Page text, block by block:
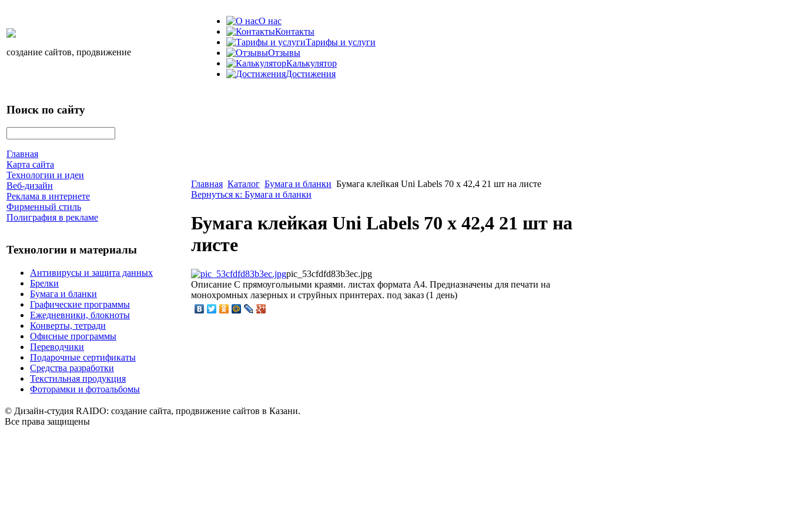
создание сайтов, продвижение
О нас
Контакты
Тарифы и услуги
Отзывы
Калькулятор
Достижения
Поиск по сайту
Главная
Карта сайта
Технологии и идеи
Веб-дизайн
Реклама в интернете
Фирменный стиль
Полиграфия в рекламе
Технологии и материалы
Антивирусы и защита данных
Брелки
Бумага и бланки
Графические программы
Ежедневники, блокноты
Конверты, тетради
Офисные программы
Переводчики
Подарочные сертификаты
Средства разработки
Текстильная продукция
Фоторамки и фотоальбомы
Главная Каталог Бумага и бланки Бумага клейкая Uni Labels 70 х 42,4 21 шт на листе
Вернуться к: Бумага и бланки
Бумага клейкая Uni Labels 70 х 42,4 21 шт на
листе
pic_53cfdfd83b3ec.jpg
Описание C прямоугольными краями. листах формата А4. Предназначены для печати на
монохромных лазерных и струйных принтерах. под заказ (1 день)
© Дизайн-студия RAIDO: создание сайта, продвижение сайтов в Казани.
Все права защищены